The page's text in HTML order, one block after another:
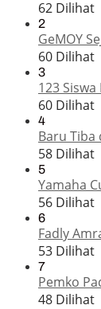
62 Dilihat
2
GeMOY
60 Dilihat
3
123
60 Dilihat
4
Baru Tiba
58 Dilihat
5
Yamaha
56 Dilihat
6
Fadly
53 Dilihat
7
Pemko
48 Dilihat